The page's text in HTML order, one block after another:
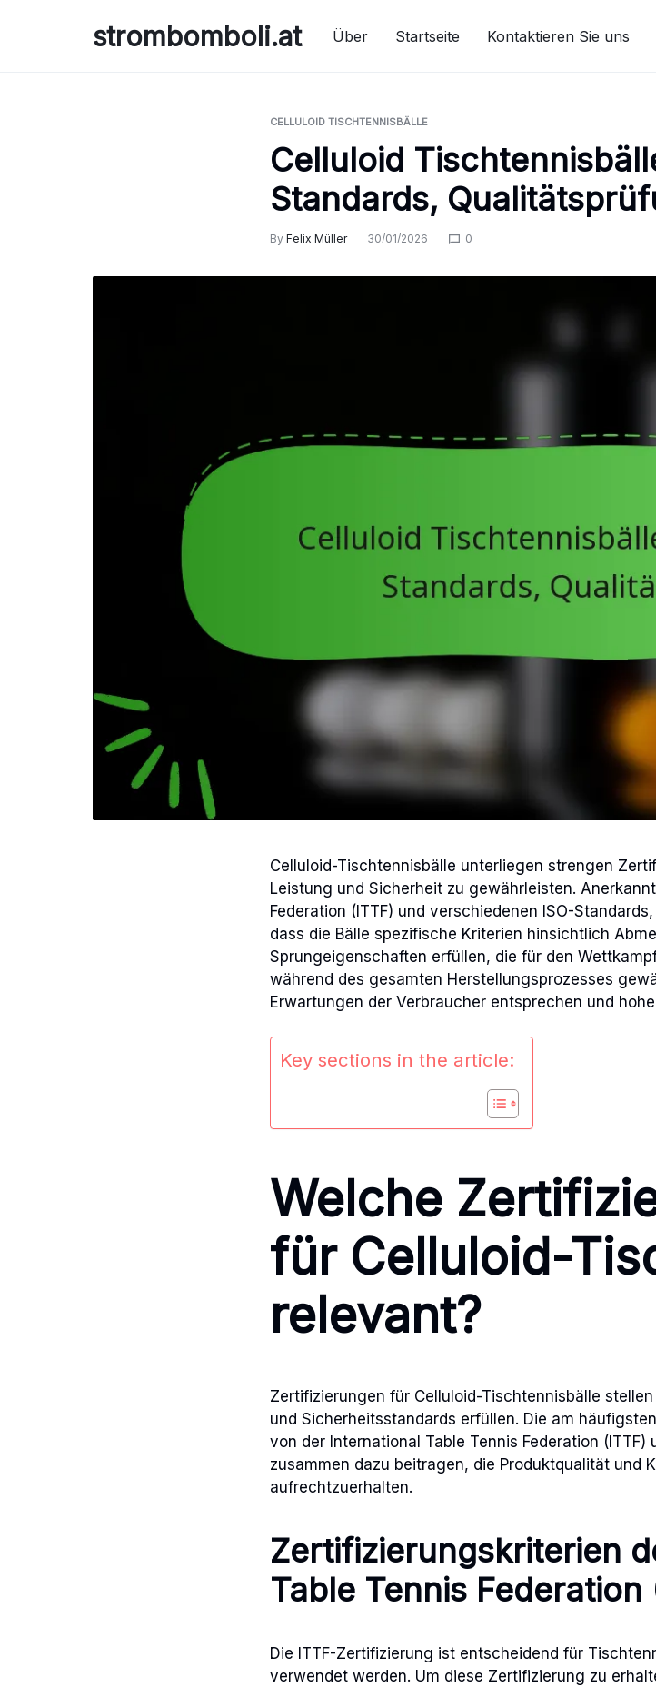
strombomboli.at Über Startseite Kontaktieren Sie uns
CELLULOID TISCHTENNISBÄLLE
Celluloid
Standards,
By Felix Müller 30/01/2026 0
Celluloid-Tischtennisbälle unterliegen strengen
Leistung und Sicherheit zu gewährleisten.
Federation (ITTF) und verschiedenen ISO-
dass die Bälle spezifische Kriterien hinsichtlich
Sprungeigenschaften erfüllen, die für den
während des gesamten Herstellungsprozesses
Erwartungen der Verbraucher entsprechen und
Key sections in the article:
Welche
für Celluloid-
relevant?
Zertifizierungen für Celluloid-Tischtennisbälle
und Sicherheitsstandards erfüllen. Die am
von der International Table Tennis Federation
zusammen dazu beitragen, die Produktqualität und
aufrechtzuerhalten.
Zertifizierungskriterien
Table Tennis Federation
Die ITTF-Zertifizierung ist entscheidend für
verwendet werden. Um diese Zertifizierung zu